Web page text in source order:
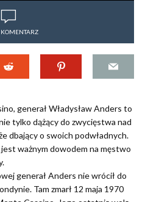
generał Władysław Anders to
tylko dążący do zwycięstwa nad
dbający o swoich podwładnych.
ważnym dowodem na męstwo
generał Anders nie wrócił do
Tam zmarł 12 maja 1970